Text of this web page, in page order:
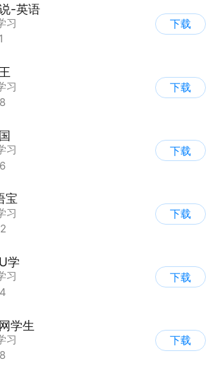
-英语
习
下载
习
下载
习
下载
宝
习
下载
学
习
下载
学生
习
下载